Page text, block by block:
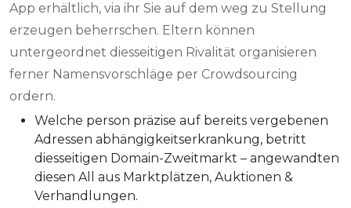
App erhältlich, via ihr Sie auf dem weg zu Stellung
erzeugen beherrschen. Eltern können
untergeordnet diesseitigen Rivalität organisieren
ferner Namensvorschläge per Crowdsourcing
ordern.
Welche person präzise auf bereits vergebenen
Adressen abhängigkeitserkrankung, betritt
diesseitigen Domain-Zweitmarkt – angewandten
diesen All aus Marktplätzen, Auktionen &
Verhandlungen.